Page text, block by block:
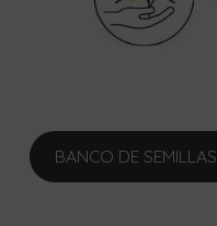
BANCO DE SEMILLAS